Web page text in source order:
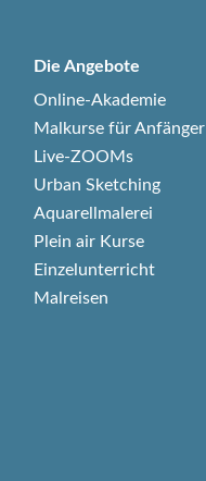
Die Angebote
Online-Akademie
Malkurse für Anfänger
Live-ZOOMs
Urban Sketching
Aquarellmalerei
Plein air Kurse
Einzelunterricht
Malreisen